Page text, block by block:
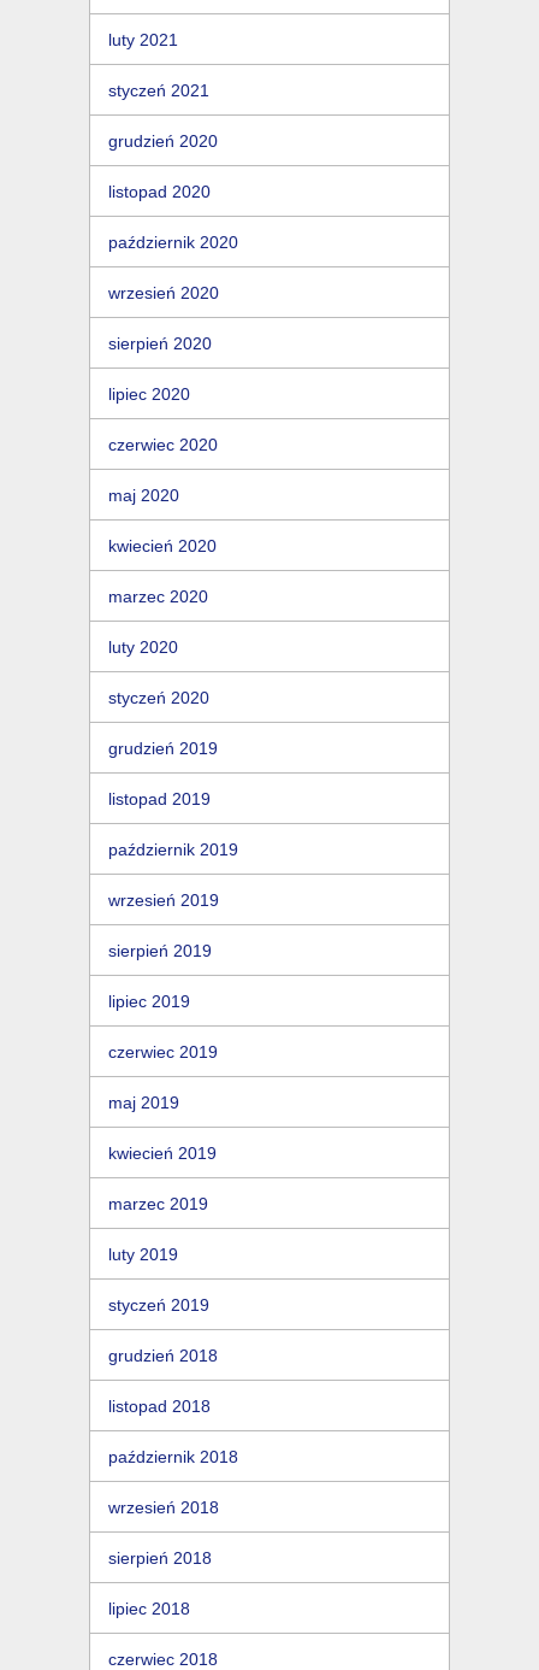
luty 2021
styczeń 2021
grudzień 2020
listopad 2020
październik 2020
wrzesień 2020
sierpień 2020
lipiec 2020
czerwiec 2020
maj 2020
kwiecień 2020
marzec 2020
luty 2020
styczeń 2020
grudzień 2019
listopad 2019
październik 2019
wrzesień 2019
sierpień 2019
lipiec 2019
czerwiec 2019
maj 2019
kwiecień 2019
marzec 2019
luty 2019
styczeń 2019
grudzień 2018
listopad 2018
październik 2018
wrzesień 2018
sierpień 2018
lipiec 2018
czerwiec 2018